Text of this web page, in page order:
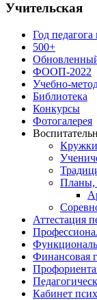
Учительская
Год педагога
500+
ФООП-2022
Учебно-
Библиотека
Конкурсы
Фотогалерея
Планы,
Аттестация
Финансовая
Кабинет